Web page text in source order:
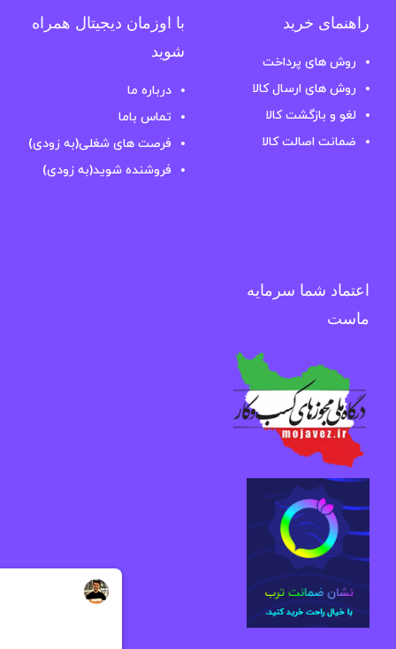
راهنمای خرید
روش های پرداخت
روش های ارسال کالا
لغو و بازگشت کالا
ضمانت اصالت کالا
با اوزمان دیجیتال همراه
شوید
درباره ما
تماس باما
فرصت های شغلی(به زودی)
فروشنده شوید(به زودی)
اعتماد شما سرمایه
ماست